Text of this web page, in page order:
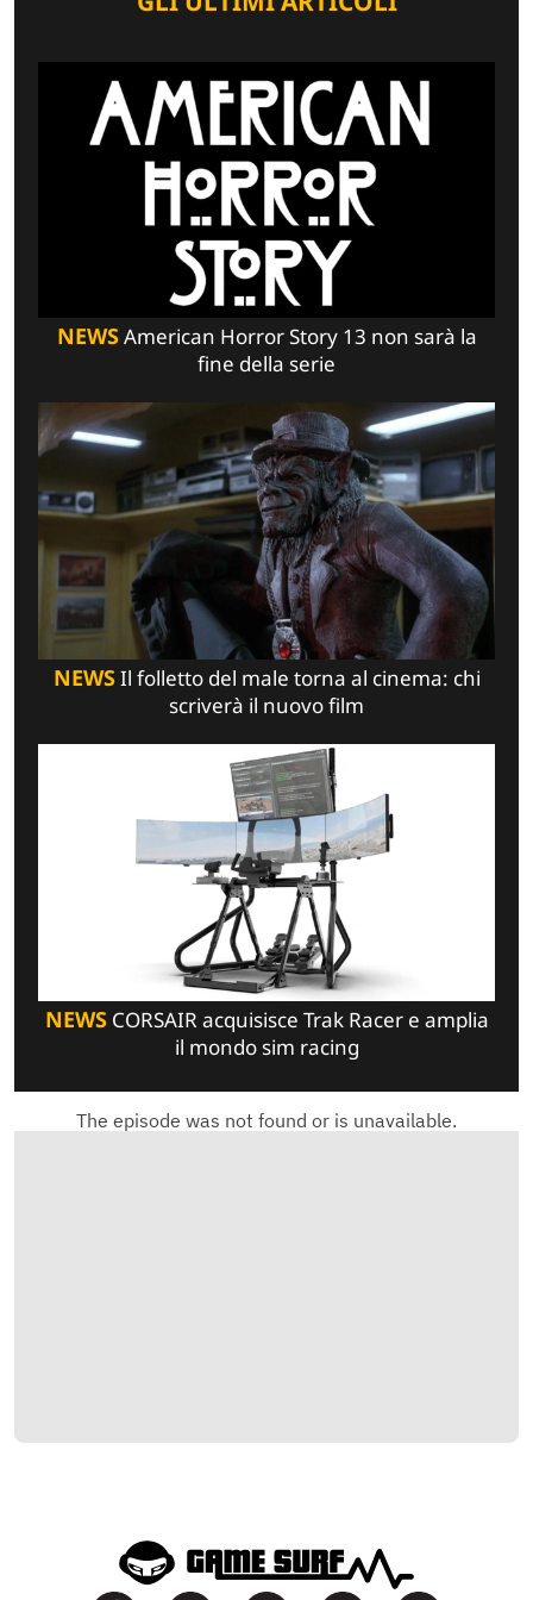
NEWSAmerican Horror Story 13 non sarà la
fine della serie
NEWSIl folletto del male torna al cinema: chi
scriverà il nuovo film
NEWSCORSAIR acquisisce Trak Racer e amplia
il mondo sim racing